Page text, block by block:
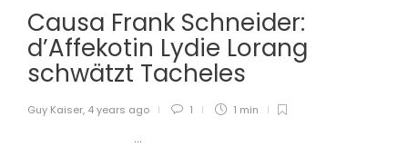
Causa Frank Schneider:
d’Affekotin Lydie Lorang
schwätzt Tacheles
Guy Kaiser, 4 years ago 1 1 min
...